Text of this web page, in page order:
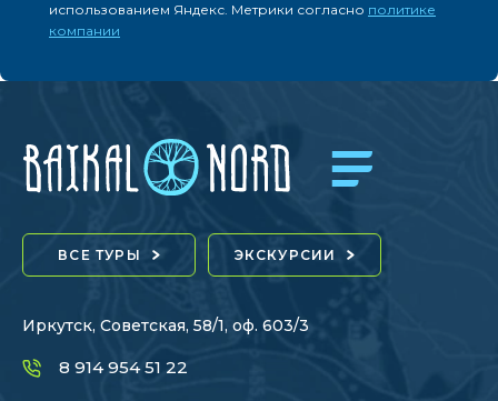
использованием Яндекс. Метрики согласно политике
компании
ВСЕ ТУРЫ ЭКСКУРСИИ
Иркутск, Советская, 58/1, оф. 603/3
8 914 954 51 22